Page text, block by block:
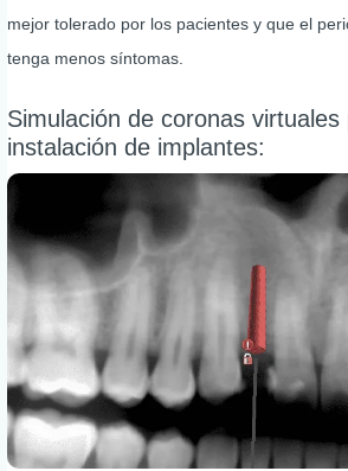
mejor tolerado por los pacientes y que el
tenga menos síntomas.
Simulación de coronas virtuales
instalación de implantes: